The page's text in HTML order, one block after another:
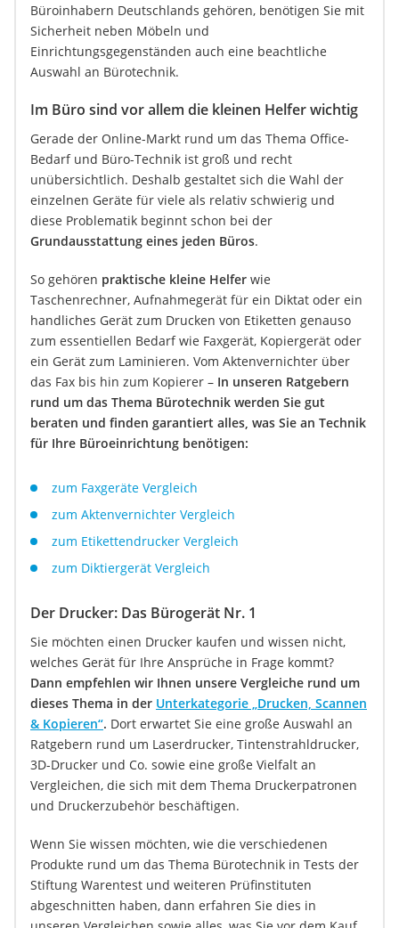
Büroinhabern Deutschlands gehören, benötigen Sie mit
Sicherheit neben Möbeln und
Einrichtungsgegenständen auch eine beachtliche
Auswahl an Bürotechnik.
Im Büro sind vor allem die kleinen Helfer wichtig
Gerade der Online-Markt rund um das Thema Office-
Bedarf und Büro-Technik ist groß und recht
unübersichtlich. Deshalb gestaltet sich die Wahl der
einzelnen Geräte für viele als relativ schwierig und
diese Problematik beginnt schon bei der
Grundausstattung eines jeden Büros.
So gehören praktische kleine Helfer wie
Taschenrechner, Aufnahmegerät für ein Diktat oder ein
handliches Gerät zum Drucken von Etiketten genauso
zum essentiellen Bedarf wie Faxgerät, Kopiergerät oder
ein Gerät zum Laminieren. Vom Aktenvernichter über
das Fax bis hin zum Kopierer – In unseren Ratgebern
rund um das Thema Bürotechnik werden Sie gut
beraten und finden garantiert alles, was Sie an Technik
für Ihre Büroeinrichtung benötigen:
zum Faxgeräte Vergleich
zum Aktenvernichter Vergleich
zum Etikettendrucker Vergleich
zum Diktiergerät Vergleich
Der Drucker: Das Bürogerät Nr. 1
Sie möchten einen Drucker kaufen und wissen nicht,
welches Gerät für Ihre Ansprüche in Frage kommt?
Dann empfehlen wir Ihnen unsere Vergleiche rund um
dieses Thema in der Unterkategorie „Drucken, Scannen
& Kopieren“. Dort erwartet Sie eine große Auswahl an
Ratgebern rund um Laserdrucker, Tintenstrahldrucker,
3D-Drucker und Co. sowie eine große Vielfalt an
Vergleichen, die sich mit dem Thema Druckerpatronen
und Druckerzubehör beschäftigen.
Wenn Sie wissen möchten, wie die verschiedenen
Produkte rund um das Thema Bürotechnik in Tests der
Stiftung Warentest und weiteren Prüfinstituten
abgeschnitten haben, dann erfahren Sie dies in